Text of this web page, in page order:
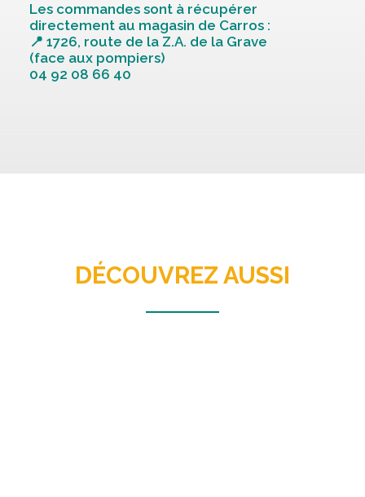
Les commandes sont à récupérer
directement au magasin de Carros :
📍 1726, route de la Z.A. de la Grave
(face aux pompiers)
04 92 08 66 40
DÉCOUVREZ AUSSI